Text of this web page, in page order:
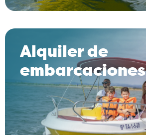
Alquiler de
embarcaciones